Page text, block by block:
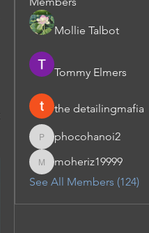
Mollie Talbot
Tommy Elmers
the detailingmafia
phocohanoi2
phocohanoi2
moheriz19999
moheriz19999
See All Members (124)